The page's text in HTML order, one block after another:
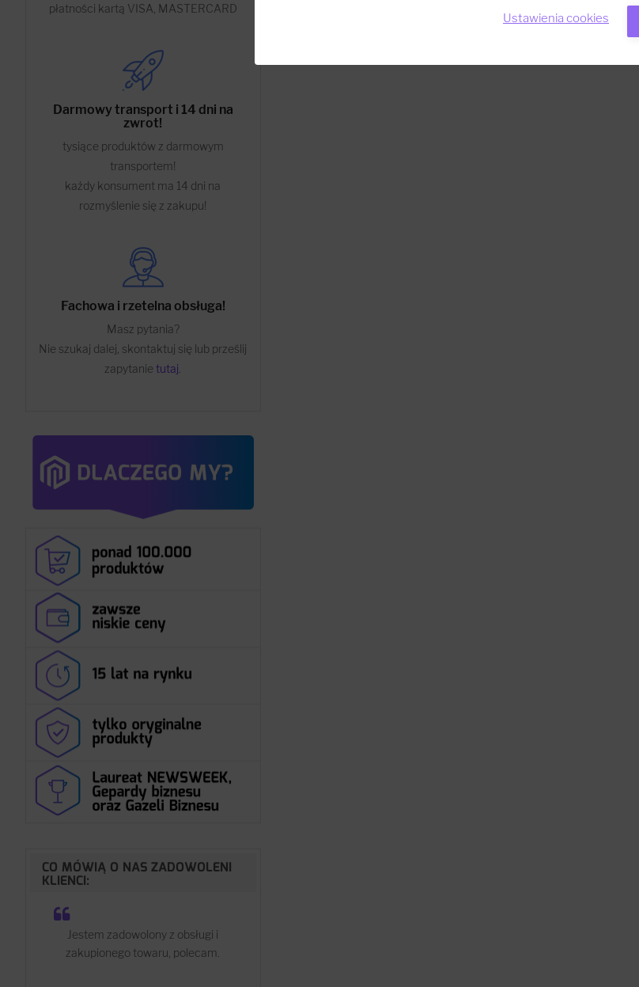
płatności kartą VISA, MASTERCARD
Darmowy transport i 14 dni na
zwrot!
tysiące produktów z darmowym
transportem!
każdy konsument ma 14 dni na
rozmyślenie się z zakupu!
Fachowa i rzetelna obsługa!
Masz pytania?
Nie szukaj dalej, skontaktuj się lub prześlij
zapytanietutaj
CO MÓWIĄ O NAS ZADOWOLENI
KLIENCI:
Jestem zadowolony z obsługi i
zakupionego towaru, polecam.
Ustawienia cookies